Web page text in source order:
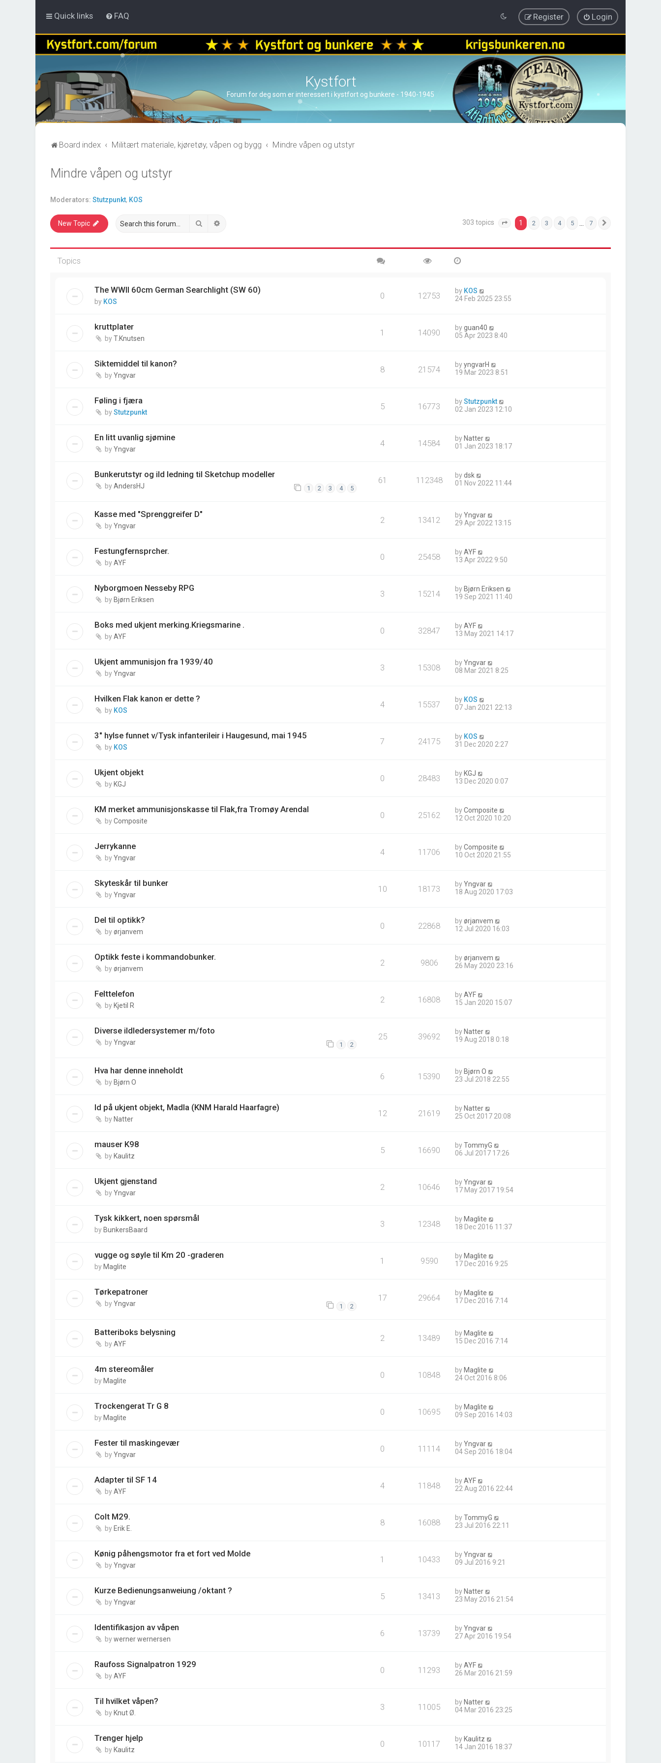
Quick links FAQ Login
Register
Kystfort
Forum for deg som er interessert i kystfort og bunkere - 1940-1945
Board index Militært materiale, kjøretøy, våpen og bygg Mindre våpen og utstyr
Mindre våpen og utstyr
Moderators: Stutzpunkt, KOS
New Topic Search 303 topics Page 1 of
1 2 3 4 5 7
Topics
The WWII 60cm German Searchlight (SW 60)
by KOS
0 12753 by KOS
24 Feb 2025 23:55
kruttplater
byT.Knutsen
1 14090 byguan40
05 Apr 2023 8:40
Siktemiddel til kanon?
byYngvar
8 21574 byyngvarH
19 Mar 2023 8:51
Føling i fjæra
byStutzpunkt
5 16773 byStutzpunkt
02 Jan 2023 12:10
En litt uvanlig sjømine
byYngvar
4 14584 by Natter
01 Jan 2023 18:17
Bunkerutstyr og ild ledning til Sketchup modeller
byAndersHJ 1 2 3 4 5
61 112348 bydsk
01 Nov 2022 11:44
Kasse med "Sprenggreifer D"
byYngvar
2 13412 byYngvar
29 Apr 2022 13:15
Festungfernsprcher.
byAYF
0 25458 byAYF
13 Apr 2022 9:50
Nyborgmoen Nesseby RPG
by Bjørn Eriksen
3 15214 by Bjørn Eriksen
19 Sep 2021 11:40
Boks med ukjent merking.Kriegsmarine .
byAYF
0 32847 byAYF
13 May 2021 14:17
Ukjent ammunisjon fra 1939/40
byYngvar
3 15308 byYngvar
08 Mar 2021 8:25
Hvilken Flak kanon er dette ?
by KOS
4 15537 by KOS
07 Jan 2021 22:13
3" hylse funnet v/Tysk infanterileir i Haugesund, mai 1945
by KOS
7 24175 by KOS
31 Dec 2020 2:27
Ukjent objekt
by KGJ
0 28483 by KGJ
13 Dec 2020 0:07
KM merket ammunisjonskasse til Flak,fra Tromøy Arendal
byComposite
0 25162 byComposite
12 Oct 2020 10:20
Jerrykanne
byYngvar
4 11706 byComposite
10 Oct 2020 21:55
Skyteskår til bunker
byYngvar
10 18173 byYngvar
18 Aug 2020 17:03
Del til optikk?
byørjanvem
0 22868 byørjanvem
12 Jul 2020 16:03
Optikk feste i kommandobunker.
byørjanvem
2 9806 byørjanvem
26 May 2020 23:16
Felttelefon
by Kjetil R
2 16808 byAYF
15 Jan 2020 15:07
Diverse ildledersystemer m/foto
byYngvar 1 2
25 39692 by Natter
19 Aug 2018 0:18
Hva har denne inneholdt
by Bjørn O
6 15390 by Bjørn O
23 Jul 2018 22:55
Id på ukjent objekt, Madla (KNM Harald Haarfagre)
by Natter
12 21619 by Natter
25 Oct 2017 20:08
mauser K98
by Kaulitz
5 16690 byTommyG
06 Jul 2017 17:26
Ukjent gjenstand
byYngvar
2 10646 byYngvar
17 May 2017 19:54
Tysk kikkert, noen spørsmål
by BunkersBaard
3 12348 by Maglite
18 Dec 2016 11:37
vugge og søyle til Km 20 -graderen
by Maglite
1 9590 by Maglite
17 Dec 2016 9:25
Tørkepatroner
byYngvar 1 2
17 29664 by Maglite
17 Dec 2016 7:14
Batteriboks belysning
byAYF
2 13489 byMaglite
15 Dec 2016 7:14
4m stereomåler
byMaglite
0 10848 byMaglite
24 Oct 2016 8:06
Trockengerat Tr G 8
byMaglite
0 10695 byMaglite
09 Sep 2016 14:03
Fester til maskingevær
byYngvar
0 11114 byYngvar
04 Sep 2016 18:04
Adapter til SF 14
byAYF
4 11848 byAYF
22 Aug 2016 22:44
Colt M29.
byErik E.
8 16088 byTommyG
23 Jul 2016 22:11
Kønig påhengsmotor fra et fort ved Molde
byYngvar
1 10433 byYngvar
09 Jul 2016 9:21
Kurze Bedienungsanweiung /oktant ?
byYngvar
5 13413 byNatter
23 May 2016 21:54
Identifikasjon av våpen
bywerner wernersen
6 13739 byYngvar
27 Apr 2016 19:54
Raufoss Signalpatron 1929
byAYF
0 11293 byAYF
26 Mar 2016 21:59
Til hvilket våpen?
byKnut Ø.
3 11005 byNatter
04 Mar 2016 23:25
Trenger hjelp
byKaulitz
0 10117 byKaulitz
14 Jan 2016 18:37